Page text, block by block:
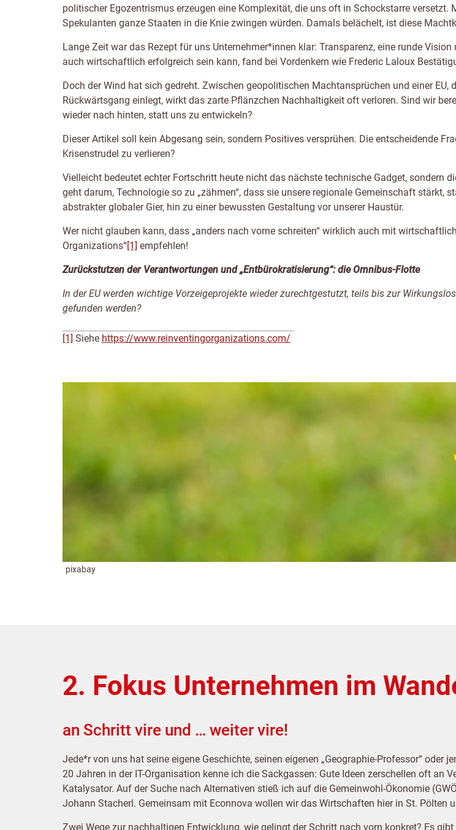
politischer Egozentrismus erzeugen eine Komplexität, die uns oft in Schockstarre versetzt.
Spekulanten ganze Staaten in die Knie zwingen würden. Damals belächelt, ist diese
Lange Zeit war das Rezept für uns Unternehmer*innen klar: Transparenz, eine runde
auch wirtschaftlich erfolgreich sein kann, fand bei Vordenkern wie Frederic Laloux
Doch der Wind hat sich gedreht. Zwischen geopolitischen Machtansprüchen und einer
Rückwärtsgang einlegt, wirkt das zarte Pflänzchen Nachhaltigkeit oft verloren. Sind wir
wieder nach hinten, statt uns zu entwickeln?
Dieser Artikel soll kein Abgesang sein, sondern Positives versprühen. Die entscheidende
Krisenstrudel zu verlieren?
Vielleicht bedeutet echter Fortschritt heute nicht das nächste technische Gadget, sondern
geht darum, Technologie so zu „zähmen“, dass sie unsere regionale Gemeinschaft
abstrakter globaler Gier, hin zu einer bewussten Gestaltung vor unserer Haustür.
Wer nicht glauben kann, dass „anders nach vorne schreiten“ wirklich auch mit
Organizations“[1] empfehlen!
Zurückstutzen der Verantwortungen und „Entbürokratisierung“: die Omnibus-Flotte
In der EU werden wichtige Vorzeigeprojekte wieder zurechtgestutzt, teils bis zur
gefunden werden?
[1] Siehe https://www.reinventingorganizations.com/
pixabay
2. Fokus Unternehmen im
an Schritt vire und … weiter vire!
Jede*r von uns hat seine eigene Geschichte, seinen eigenen „Geographie-Professor“
20 Jahren in der IT-Organisation kenne ich die Sackgassen: Gute Ideen zerschellen oft an
Katalysator. Auf der Suche nach Alternativen stieß ich auf die Gemeinwohl-Ökonomie
Johann Stacherl. Gemeinsam mit Econnova wollen wir das Wirtschaften hier in St. Pölten
Zwei Wege zur nachhaltigen Entwicklung, wie gelingt der Schritt nach vorn konkret? Es gibt